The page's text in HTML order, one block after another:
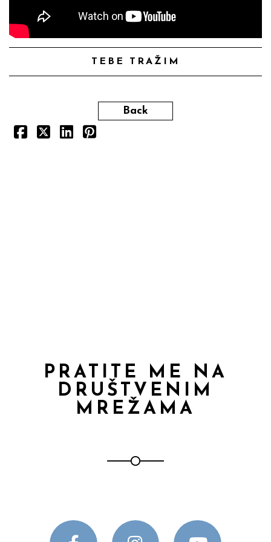
TEBE TRAŽIM
Back
PRATITE ME NA
DRUŠTVENIM
MREŽAMA